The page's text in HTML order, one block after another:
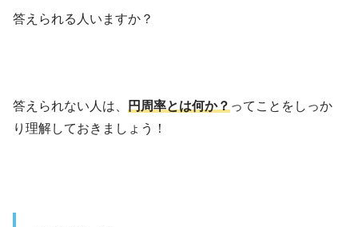
答えられる人いますか？
答えられない人は、 円周率とは何か？ ってことをしっか
り理解しておきましょう！